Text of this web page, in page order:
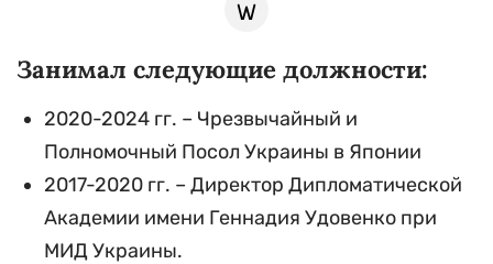
Занимал следующие должности:
2020-2024 гг. – Чрезвычайный и
Полномочный Посол Украины в Японии
2017-2020 гг. – Директор Дипломатической
Академии имени Геннадия Удовенко при
МИД Украины.